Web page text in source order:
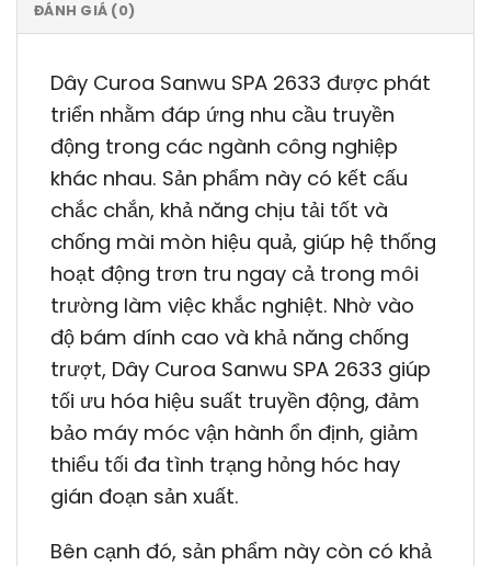
ĐÁNH GIÁ (0)
Dây Curoa Sanwu SPA 2633 được phát
triển nhằm đáp ứng nhu cầu truyền
động trong các ngành công nghiệp
khác nhau. Sản phẩm này có kết cấu
chắc chắn, khả năng chịu tải tốt và
chống mài mòn hiệu quả, giúp hệ thống
hoạt động trơn tru ngay cả trong môi
trường làm việc khắc nghiệt. Nhờ vào
độ bám dính cao và khả năng chống
trượt, Dây Curoa Sanwu SPA 2633 giúp
tối ưu hóa hiệu suất truyền động, đảm
bảo máy móc vận hành ổn định, giảm
thiểu tối đa tình trạng hỏng hóc hay
gián đoạn sản xuất.
Bên cạnh đó, sản phẩm này còn có khả